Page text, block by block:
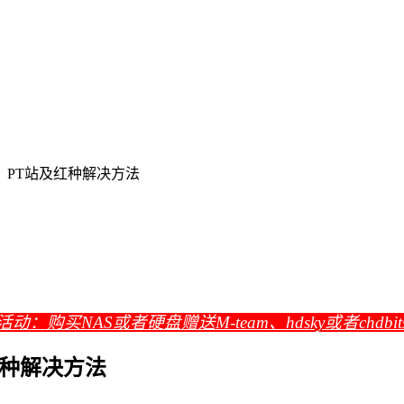
PT站及红种解决方法
动：购买NAS或者硬盘赠送M-team、hdsky或者
解决方法